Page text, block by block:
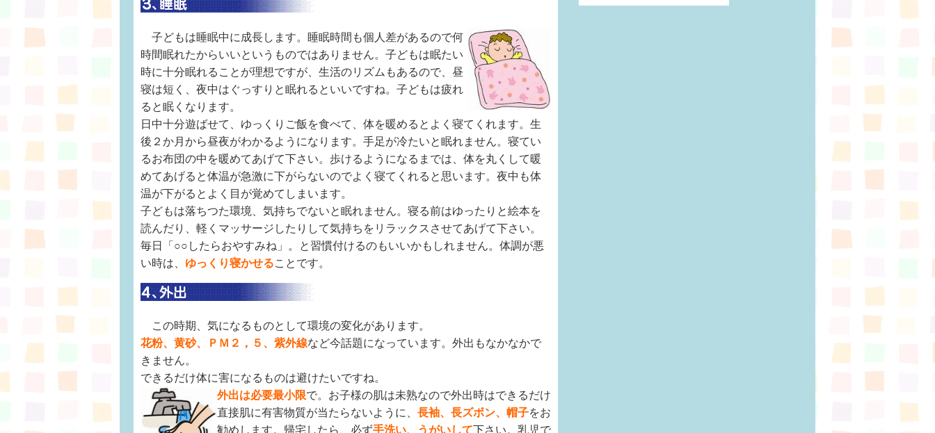
子どもは睡眠中に成長します。睡眠時間も個人差があるので何
時間眠れたからいいというものではありません。子どもは眠たい
時に十分眠れることが理想ですが、生活のリズムもあるので、昼
寝は短く、夜中はぐっすりと眠れるといいですね。子どもは疲れ
ると眠くなります。
日中十分遊ばせて、ゆっくりご飯を食べて、体を暖めるとよく寝てくれます。生
後２か月から昼夜がわかるようになります。手足が冷たいと眠れません。寝てい
るお布団の中を暖めてあげて下さい。歩けるようになるまでは、体を丸くして暖
めてあげると体温が急激に下がらないのでよく寝てくれると思います。夜中も体
温が下がるとよく目が覚めてしまいます。
子どもは落ちつた環境、気持ちでないと眠れません。寝る前はゆったりと絵本を
読んだり、軽くマッサージしたりして気持ちをリラックスさせてあげて下さい。
毎日「○○したらおやすみね」。と習慣付けるのもいいかもしれません。体調が悪
い時は、 ゆっくり寝かせることです。
この時期、気になるものとして環境の変化があります。
花粉、黄砂、ＰＭ２，５、紫外線など今話題になっています。外出もなかなかで
きません。
できるだけ体に害になるものは避けたいですね。
外出は必要最小限で。お子様の肌は未熟なので外出時はできるだけ
直接肌に有害物質が当たらないように、 長袖、長ズボン、帽子をお
勧めします。帰宅したら、必ず手洗い、うがいして下さい。乳児で